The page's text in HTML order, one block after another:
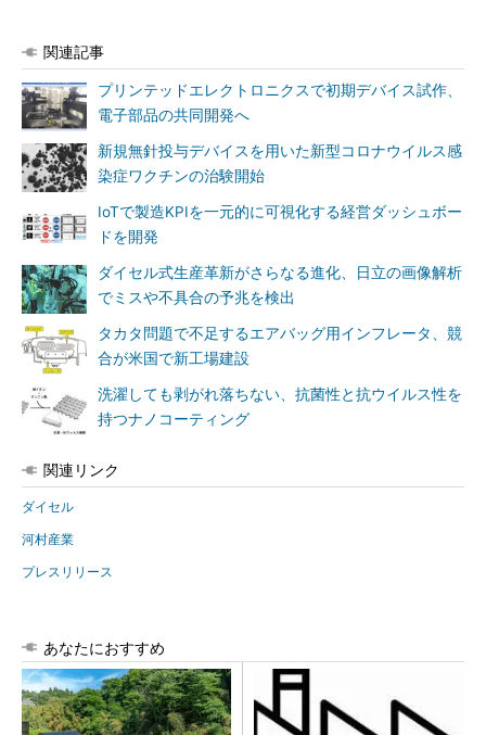
関連記事
プリンテッドエレクトロニクスで初期デバイス試作、
電子部品の共同開発へ
新規無針投与デバイスを用いた新型コロナウイルス感
染症ワクチンの治験開始
IoTで製造KPIを一元的に可視化する経営ダッシュボー
ドを開発
ダイセル式生産革新がさらなる進化、日立の画像解析
でミスや不具合の予兆を検出
タカタ問題で不足するエアバッグ用インフレータ、競
合が米国で新工場建設
洗濯しても剥がれ落ちない、抗菌性と抗ウイルス性を
持つナノコーティング
関連リンク
ダイセル
河村産業
プレスリリース
あなたにおすすめ